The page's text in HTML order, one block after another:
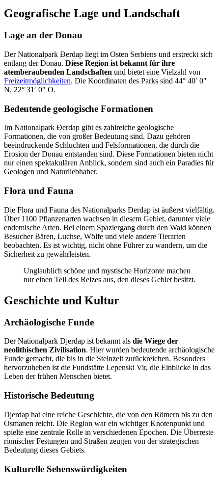
Geografische Lage und Landschaft
Lage an der Donau
Der Nationalpark Đerdap liegt im Osten Serbiens und erstreckt sich
entlang der Donau. Diese Region ist bekannt für ihre
atemberaubenden Landschaften und bietet eine Vielzahl von
Freizeitmöglichkeiten. Die Koordinaten des Parks sind 44° 40′ 0″
N, 22° 31′ 0″ O.
Bedeutende geologische Formationen
Im Nationalpark Đerdap gibt es zahlreiche geologische
Formationen, die von großer Bedeutung sind. Dazu gehören
beeindruckende Schluchten und Felsformationen, die durch die
Erosion der Donau entstanden sind. Diese Formationen bieten nicht
nur einen spektakulären Anblick, sondern sind auch ein Paradies für
Geologen und Naturliebhaber.
Flora und Fauna
Die Flora und Fauna des Nationalparks Đerdap ist äußerst vielfältig.
Über 1100 Pflanzenarten wachsen in diesem Gebiet, darunter viele
endemische Arten. Bei einem Spaziergang durch den Wald können
Besucher Bären, Luchse, Wölfe und viele andere Tierarten
beobachten. Es ist wichtig, nicht ohne Führer zu wandern, um die
Sicherheit zu gewährleisten.
Unglaublich schöne und mystische Horizonte machen
nur einen Teil des Reizes aus, den dieses Gebiet besitzt.
Geschichte und Kultur
Archäologische Funde
Der Nationalpark Djerdap ist bekannt als die Wiege der
neolithischen Zivilisation. Hier wurden bedeutende archäologische
Funde gemacht, die bis in die Steinzeit zurückreichen. Besonders
hervorzuheben ist die Fundstätte Lepenski Vir, die Einblicke in das
Leben der frühen Menschen bietet.
Historische Bedeutung
Djerdap hat eine reiche Geschichte, die von den Römern bis zu den
Osmanen reicht. Die Region war ein wichtiger Knotenpunkt und
spielte eine zentrale Rolle in verschiedenen Epochen. Die Überreste
römischer Festungen und Straßen zeugen von der strategischen
Bedeutung dieses Gebiets.
Kulturelle Sehenswürdigkeiten